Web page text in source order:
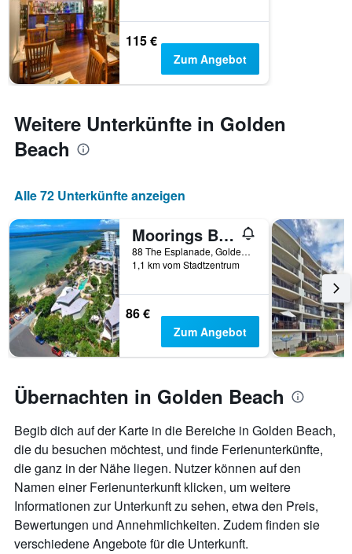
115 €
Zum Angebot
Weitere Unterkünfte in Golden
Beach
Alle 72 Unterkünfte anzeigen
Moorings Beach Resort
88 The Esplanade, Golden Beach, QLD, Australien
1,1 km vom Stadtzentrum
86 €
Zum Angebot
Übernachten in Golden Beach
Begib dich auf der Karte in die Bereiche in Golden Beach,
die du besuchen möchtest, und finde Ferienunterkünfte,
die ganz in der Nähe liegen. Nutzer können auf den
Namen einer Ferienunterkunft klicken, um weitere
Informationen zur Unterkunft zu sehen, etwa den Preis,
Bewertungen und Annehmlichkeiten. Zudem finden sie
verschiedene Angebote für die Unterkunft.